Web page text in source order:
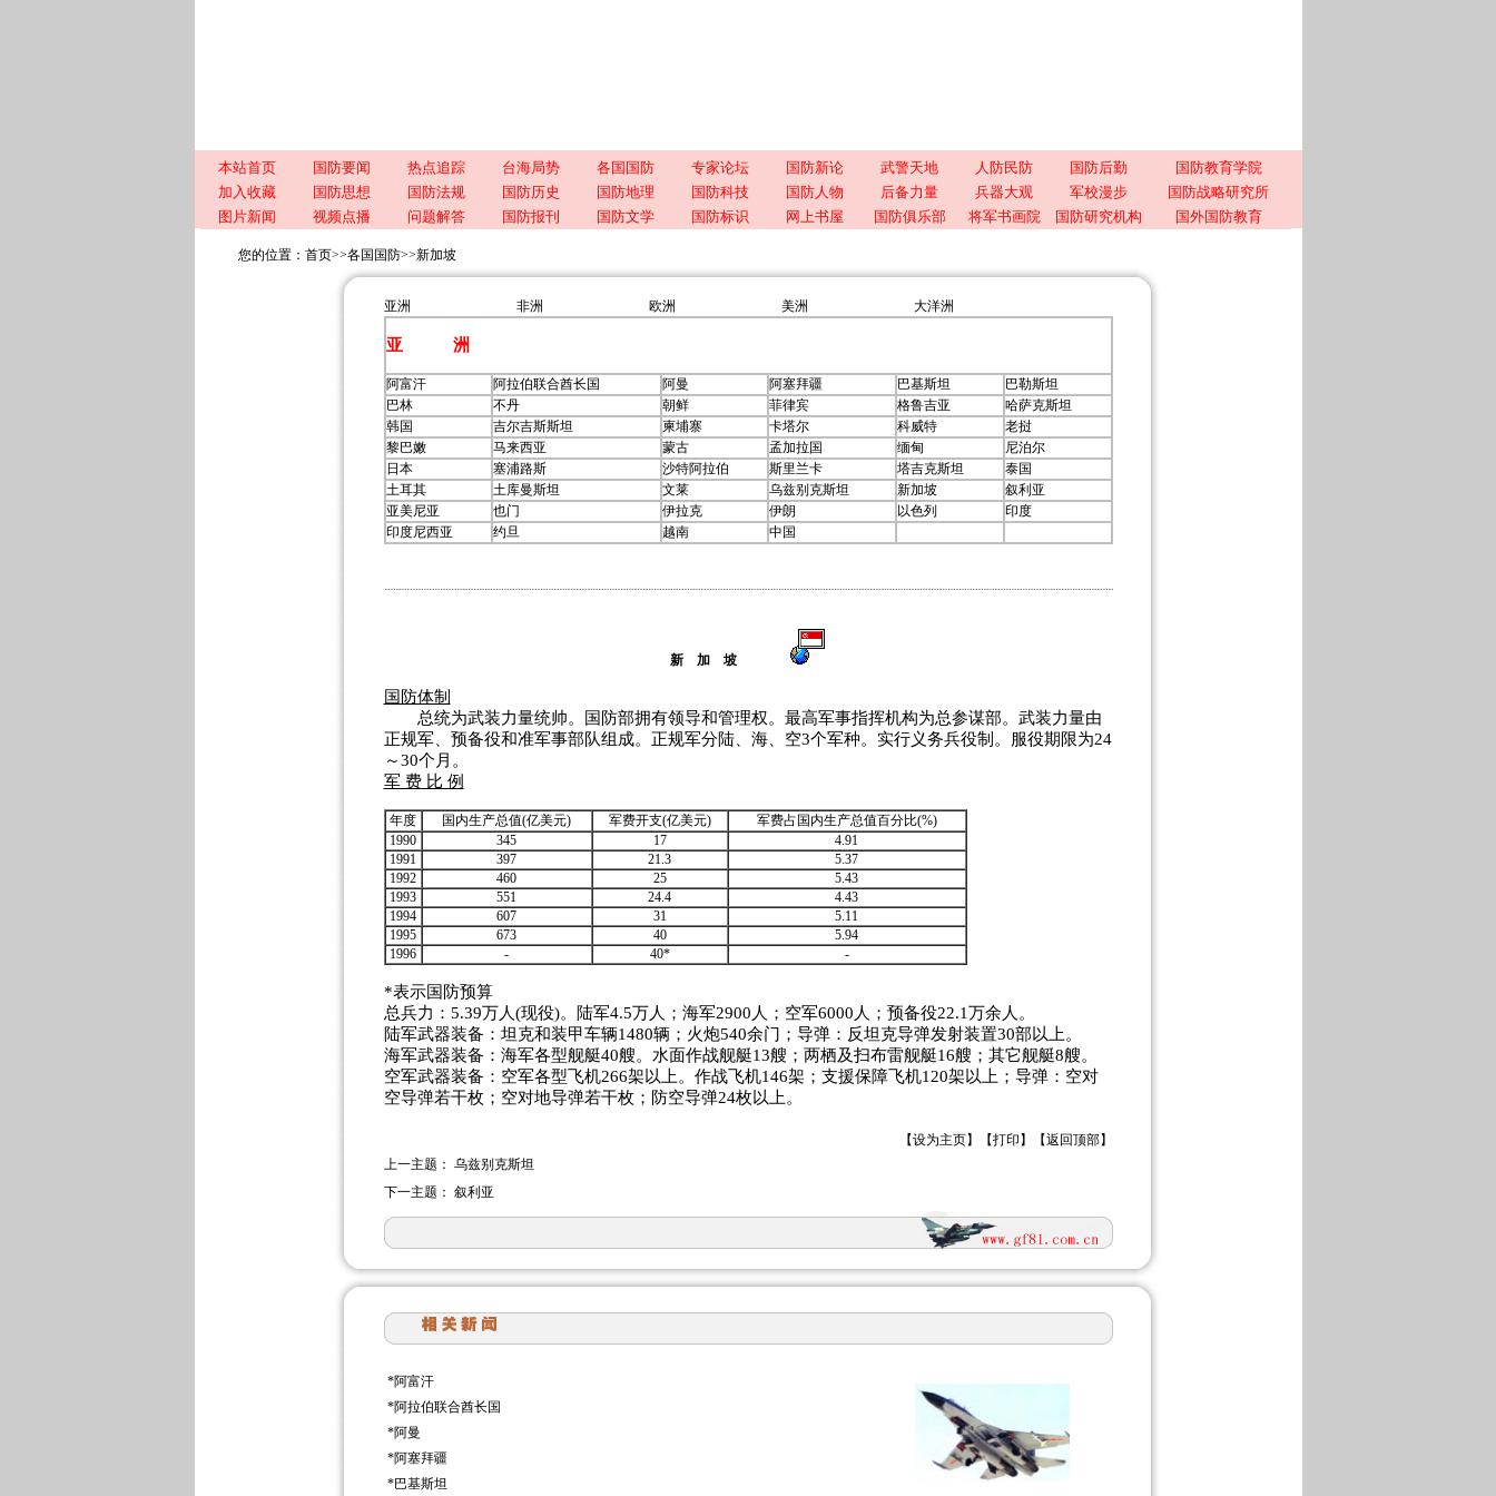
本站首页 国防要闻 热点追踪 台海局势 各国国防 专家论坛 国防新论 武警天地 人防民防 国防后勤
国防教育学院
加入收藏
国防思想 国防法规 国防历史 国防地理 国防科技 国防人物 后备力量 兵器大观 军校漫步
国防战略研究所
图片新闻
视频点播 问题解答 国防报刊 国防文学 国防标识 网上书屋 国防俱乐部 将军书画院 国防研究机构 国外国防教育
您的位置： 首页>>各国国防>>新加坡
亚洲 非洲 欧洲 美洲 大洋洲
亚 洲
阿富汗 阿拉伯联合酋长国 阿曼 阿塞拜疆 巴基斯坦
巴勒斯坦
巴林
不丹 朝鲜 菲律宾 格鲁吉亚
哈萨克斯坦
韩国
吉尔吉斯斯坦 柬埔寨 卡塔尔 科威特
老挝
黎巴嫩
马来西亚 蒙古 孟加拉国 缅甸
尼泊尔
日本
塞浦路斯 沙特阿拉伯 斯里兰卡 塔吉克斯坦
泰国
土耳其
土库曼斯坦 文莱 乌兹别克斯坦 新加坡
叙利亚
亚美尼亚
也门 伊拉克 伊朗 以色列
印度
印度尼西亚
约旦 越南 中国
新 加 坡
国防体制
总统为武装力量统帅。国防部拥有领导和管理权。最高军事指挥机构为总参谋部。武装力量由
正规军、预备役和准军事部队组成。正规军分陆、海、空3个军种。实行义务兵役制。服役期限为24
～30个月。
军 费 比 例
年度 国内生产总值(亿美元) 军费开支(亿美元)
军费占国内生产总值百分比(%)
1990
345 17
4.91
1991
397 21.3
5.37
1992
460 25
5.43
1993
551 24.4
4.43
1994
607 31
5.11
1995
673 40
5.94
1996
- 40* -
*表示国防预算
总兵力：5.39万人(现役)。陆军4.5万人；海军2900人；空军6000人；预备役22.1万余人。
陆军武器装备：坦克和装甲车辆1480辆；火炮540余门；导弹：反坦克导弹发射装置30部以上。
海军武器装备：海军各型舰艇40艘。水面作战舰艇13艘；两栖及扫布雷舰艇16艘；其它舰艇8艘。
空军武器装备：空军各型飞机266架以上。作战飞机146架；支援保障飞机120架以上；导弹：空对
空导弹若干枚；空对地导弹若干枚；防空导弹24枚以上。
【设为主页】【打印 】【返回顶部】
上一主题： 乌兹别克斯坦
下一主题： 叙利亚
*阿富汗
*阿拉伯联合酋长国
*阿曼
*阿塞拜疆
*巴基斯坦